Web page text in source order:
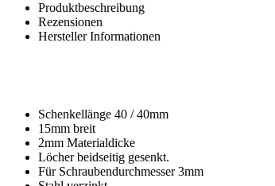
Produktbeschreibung
Rezensionen
Hersteller Informationen
Schenkellänge 40 / 40mm
15mm breit
2mm Materialdicke
Löcher beidseitig gesenkt.
Für Schraubendurchmesser 3mm